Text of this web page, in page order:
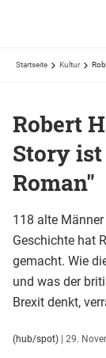
Startseite Kultur
Robert
Story
Roman"
118 alte
Geschichte hat
gemacht. Wie
und was der
Brexit denkt,
(hub/spot) | 29.